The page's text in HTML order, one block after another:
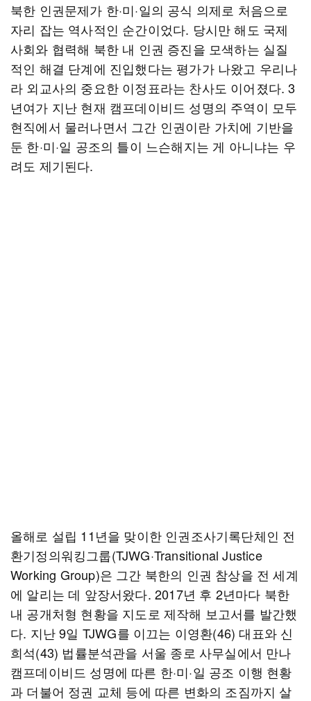
북한 인권문제가 한·미·일의 공식 의제로 처음으로
자리 잡는 역사적인 순간이었다. 당시만 해도 국제
사회와 협력해 북한 내 인권 증진을 모색하는 실질
적인 해결 단계에 진입했다는 평가가 나왔고 우리나
라 외교사의 중요한 이정표라는 찬사도 이어졌다. 3
년여가 지난 현재 캠프데이비드 성명의 주역이 모두
현직에서 물러나면서 그간 인권이란 가치에 기반을
둔 한·미·일 공조의 틀이 느슨해지는 게 아니냐는 우
려도 제기된다.
올해로 설립 11년을 맞이한 인권조사기록단체인 전
환기정의워킹그룹(TJWG·Transitional Justice
Working Group)은 그간 북한의 인권 참상을 전 세계
에 알리는 데 앞장서왔다. 2017년 후 2년마다 북한
내 공개처형 현황을 지도로 제작해 보고서를 발간했
다. 지난 9일 TJWG를 이끄는 이영환(46) 대표와 신
희석(43) 법률분석관을 서울 종로 사무실에서 만나
캠프데이비드 성명에 따른 한·미·일 공조 이행 현황
과 더불어 정권 교체 등에 따른 변화의 조짐까지 살